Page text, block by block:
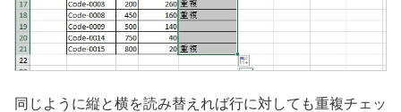
同じように縦と横を読み替えれば行に対しても重複チェッ